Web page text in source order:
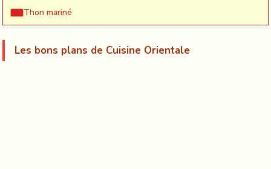
Thon mariné
Les bons plans de Cuisine Orientale